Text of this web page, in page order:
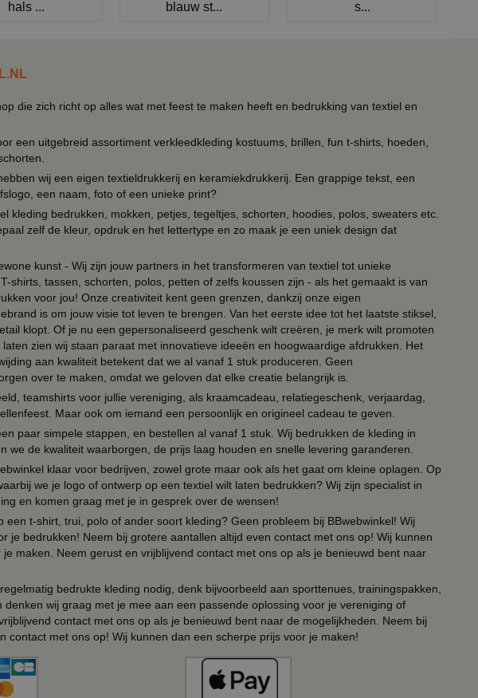
hals ...
blauw st...
s...
die zich richt op alles wat met feest te maken heeft en bedrukking van textiel en
een uitgebreid assortiment verkleedkleding kostuums, brillen, fun t-shirts, hoeden,
wij een eigen textieldrukkerij en keramiekdrukkerij. Een grappige tekst, een
een naam, foto of een unieke print?
kleding bedrukken, mokken, petjes, tegeltjes, schorten, hoodies, polos, sweaters etc.
zelf de kleur, opdruk en het lettertype en zo maak je een uniek design dat
kunst - Wij zijn jouw partners in het transformeren van textiel tot unieke
shirts, tassen, schorten, polos, petten of zelfs koussen zijn - als het gemaakt is van
voor jou! Onze creativiteit kent geen grenzen, dankzij onze eigen
is om jouw visie tot leven te brengen. Van het eerste idee tot het laatste stiksel,
klopt. Of je nu een gepersonaliseerd geschenk wilt creëren, je merk wilt promoten
zien wij staan paraat met innovatieve ideeën en hoogwaardige afdrukken. Het
aan kwaliteit betekent dat we al vanaf 1 stuk produceren. Geen
over te maken, omdat we geloven dat elke creatie belangrijk is.
teamshirts voor jullie vereniging, als kraamcadeau, relatiegeschenk, verjaardag,
Maar ook om iemand een persoonlijk en origineel cadeau te geven.
paar simpele stappen, en bestellen al vanaf 1 stuk. Wij bedrukken de kleding in
we de kwaliteit waarborgen, de prijs laag houden en snelle levering garanderen.
klaar voor bedrijven, zowel grote maar ook als het gaat om kleine oplagen. Op
we je logo of ontwerp op een textiel wilt laten bedrukken? Wij zijn specialist in
en komen graag met je in gesprek over de wensen!
een t-shirt, trui, polo of ander soort kleding? Geen probleem bij BBwebwinkel! Wij
je bedrukken! Neem bij grotere aantallen altijd even contact met ons op! Wij kunnen
maken. Neem gerust en vrijblijvend contact met ons op als je benieuwd bent naar
bedrukte kleding nodig, denk bijvoorbeeld aan sporttenues, trainingspakken,
denken wij graag met je mee aan een passende oplossing voor je vereniging of
contact met ons op als je benieuwd bent naar de mogelijkheden. Neem bij
contact met ons op! Wij kunnen dan een scherpe prijs voor je maken!